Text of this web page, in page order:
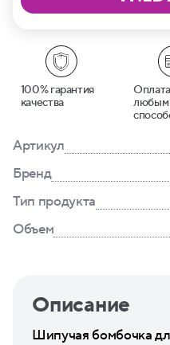
100% гарантия
качества
любым
Артикул
Бренд
Тип продукта
Объем
Описание
Шипучая бомбочка